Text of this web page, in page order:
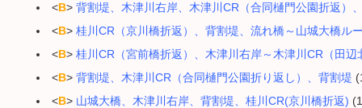
<B> 背割堤、木津川右岸、木津川CR（合同樋門公園折返）
<B> 桂川CR（京川橋折返）、背割堤、流れ橋～山城大橋ル
<B> 桂川CR（宮前橋折返）、木津川右岸～木津川CR（田辺
<B> 背割堤、木津川CR（合同樋門公園折り返し）、背割堤
<B> 山城大橋、木津川右岸、背割堤、桂川CR(京川橋折返)